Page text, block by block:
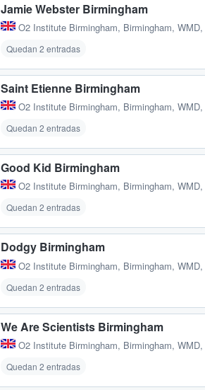
Jamie Webster Birmingham
O2 Institute Birmingham, Birmingham,
Quedan 2 entradas
Saint Etienne Birmingham
O2 Institute Birmingham, Birmingham,
Quedan 2 entradas
Good Kid Birmingham
O2 Institute Birmingham, Birmingham,
Quedan 2 entradas
Dodgy Birmingham
O2 Institute Birmingham, Birmingham,
Quedan 2 entradas
We Are Scientists Birmingham
O2 Institute Birmingham, Birmingham,
Quedan 2 entradas